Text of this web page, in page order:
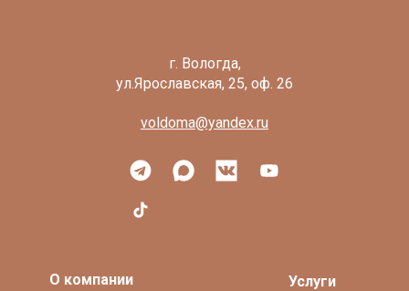
voldoma@yandex.ru
Услуги
О компании